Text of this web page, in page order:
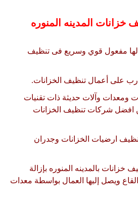
المدينه المنوره
لها مفعول قوي وسريع فى تنظيف
على أعمال تنظيف الخزانات.
ومعدات وآلات حديثة ذات تقنيات
افضل شركات تنظيف الخزانات
ارضيات الخزانات وجدران
بالمدينه المنوره بإزالة
ويصل إليها العمال بواسطة معدات